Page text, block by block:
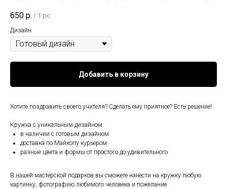
650 р. / 1 pc
Дизайн
Добавить в корзину
Хотите поздравить своего учителя? Сделать ему приятное? Есть решение!
Кружка с уникальным дизайном⠀
в наличии с готовым дизайном⠀
доставка по Майкопу курьером⠀
разные цвета и формы от простого до удивительного⠀
В нашей мастерской подарков вы сможете нанести на кружку любую
картинку, фотографию любимого человека и пожелание